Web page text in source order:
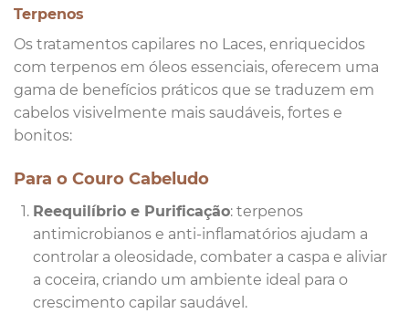
Terpenos
Os tratamentos capilares no Laces, enriquecidos
com terpenos em óleos essenciais, oferecem uma
gama de benefícios práticos que se traduzem em
cabelos visivelmente mais saudáveis, fortes e
bonitos:
Para o Couro Cabeludo
Reequilíbrio e Purificação: terpenos
antimicrobianos e anti-inflamatórios ajudam a
controlar a oleosidade, combater a caspa e aliviar
a coceira, criando um ambiente ideal para o
crescimento capilar saudável.